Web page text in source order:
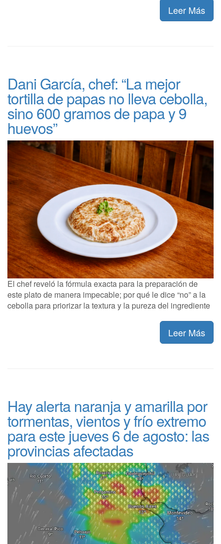
Leer Más
Dani García, chef: “La mejor
tortilla de papas no lleva cebolla,
sino 600 gramos de papa y 9
huevos”
El chef reveló la fórmula exacta para la preparación de
este plato de manera impecable; por qué le dice “no” a la
cebolla para priorizar la textura y la pureza del ingrediente
Leer Más
Hay alerta naranja y amarilla por
tormentas, vientos y frío extremo
para este jueves 6 de agosto: las
provincias afectadas